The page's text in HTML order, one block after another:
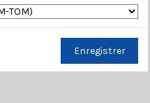
Enregistrer